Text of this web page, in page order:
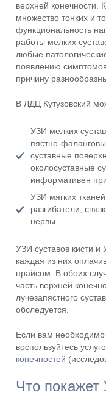
верхней конечности.
множество тонких и
функциональность
работы мелких
любые
появлению
причину
В ЛДЦ Кутузовский
УЗИ мелких
пястно-
суставные
околосуставные
информативен
УЗИ мягких
разгибатели,
нервы
УЗИ суставов кисти и
каждая из них
прайсом. В обоих
часть верхней
лучезапястного
обследуется.
Если вам необходимо
воспользуйтесь
конечностей
Что покажет